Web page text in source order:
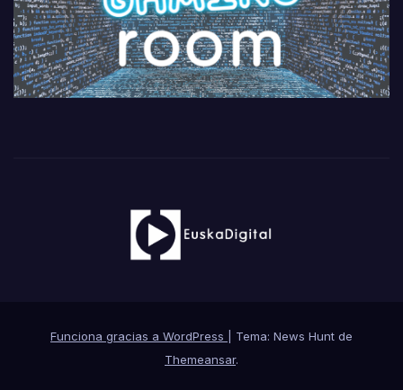
Funciona gracias a WordPress
Tema: News Hunt de
Themeansar.